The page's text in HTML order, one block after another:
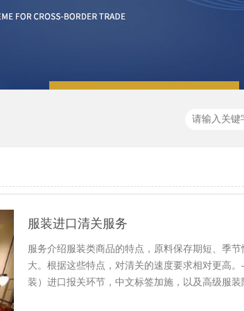
服装进口清关服务
服务介绍服装类商品的特点，原料保存期短、季
大。根据这些特点，对清关的速度要求相对更高
装）进口报关环节，中文标签加施，以及高级服装